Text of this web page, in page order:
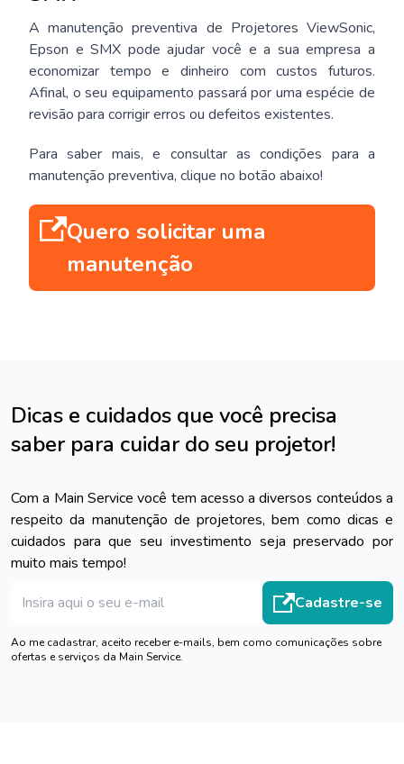
A manutenção preventiva de Projetores ViewSonic,
Epson e SMX pode ajudar você e a sua empresa a
economizar tempo e dinheiro com custos futuros.
Afinal, o seu equipamento passará por uma espécie de
revisão para corrigir erros ou defeitos existentes.
Para saber mais, e consultar as condições para a
manutenção preventiva, clique no botão abaixo!
Quero solicitar uma
manutenção
Dicas e cuidados que você precisa
saber para cuidar do seu projetor!
Com a Main Service você tem acesso a diversos conteúdos a
respeito da manutenção de projetores, bem como dicas e
cuidados para que seu investimento seja preservado por
muito mais tempo!
Cadastre-se
Ao me cadastrar, aceito receber e-mails, bem como comunicações sobre
ofertas e serviços da Main Service.